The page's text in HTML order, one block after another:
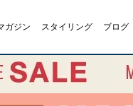
ガジン スタイリング ブログ